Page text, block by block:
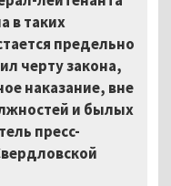
в таких
предельно
черту закона,
наказание, вне
и былых
пресс-